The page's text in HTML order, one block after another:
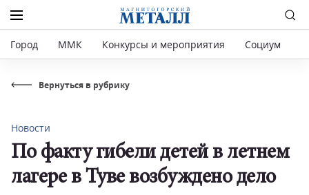
Город ММК Конкурсы и мероприятия Социум
Вернуться в рубрику
Новости
По факту гибели детей в летнем
лагере в Туве возбуждено дело